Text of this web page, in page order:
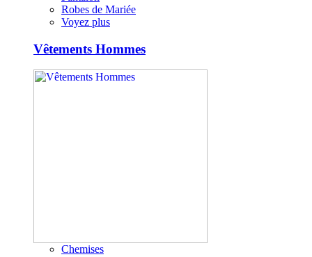
Robes de Mariée
Voyez plus
Vêtements Hommes
Chemises